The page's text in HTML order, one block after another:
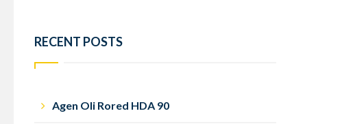
RECENT POSTS
Agen Oli Rored HDA 90